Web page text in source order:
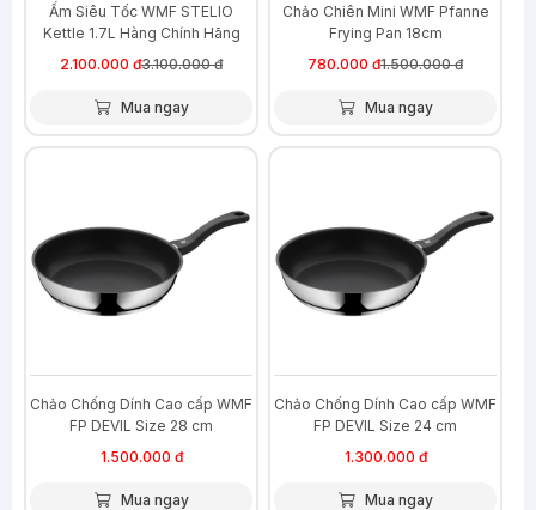
Ấm Siêu Tốc WMF STELIO
Kettle 1.7L Hàng Chính Hãng
2.100.000 đ3.100.000 đ
Mua ngay
Chảo Chiên Mini WMF Pfanne
Frying Pan 18cm
780.000 đ1.500.000 đ
Mua ngay
Chảo Chống Dính Cao cấp WMF
FP DEVIL Size 28 cm
1.500.000 đ
Mua ngay
Chảo Chống Dính Cao cấp WMF
FP DEVIL Size 24 cm
1.300.000 đ
Mua ngay